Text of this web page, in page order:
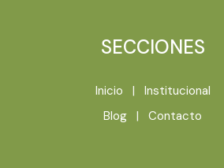
SECCIONES
Inicio | Institucional
Blog | Contacto